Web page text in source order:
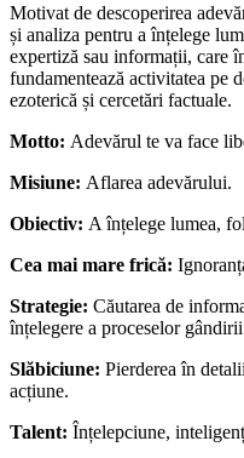
Motivat de descoperirea
și analiza pentru a înțelege
expertiză sau informații, care
fundamentează activitatea pe
ezoterică și cercetări factuale.
Motto: Adevărul te va face
Misiune: Aflarea adevărului.
Obiectiv: A înțelege lumea,
Cea mai mare frică:
Strategie: Căutarea de
înțelegere a proceselor
Slăbiciune: Pierderea în
acțiune.
Talent: Înțelepciune,